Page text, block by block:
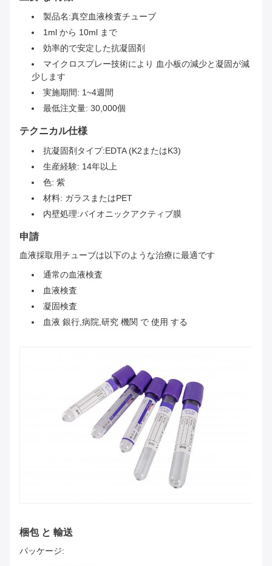
製品名:真空血液検査チューブ
1ml から 10ml まで
効率的で安定した抗凝固剤
マイクロスプレー技術により 血小板の減少と凝固が減
少します
実施期間: 1~4週間
最低注文量: 30,000個
テクニカル仕様
抗凝固剤タイプ:EDTA (K2またはK3)
生産経験: 14年以上
色: 紫
材料: ガラスまたはPET
内壁処理:バイオニックアクティブ膜
申請
血液採取用チューブは以下のような治療に最適です
通常の血液検査
血液検査
凝固検査
血液 銀行,病院,研究 機関 で 使用 する
梱包 と 輸送
パッケージ: